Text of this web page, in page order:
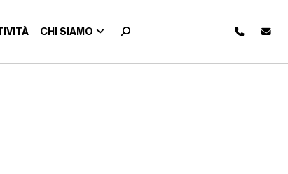
CHI SIAMO